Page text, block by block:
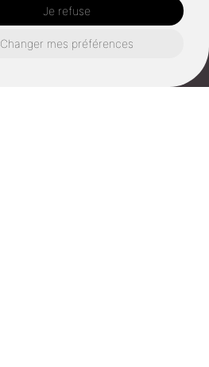
Je refuse
Changer mes préférences